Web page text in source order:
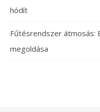
hódít
Fűtésrendszer átmosás:
megoldása